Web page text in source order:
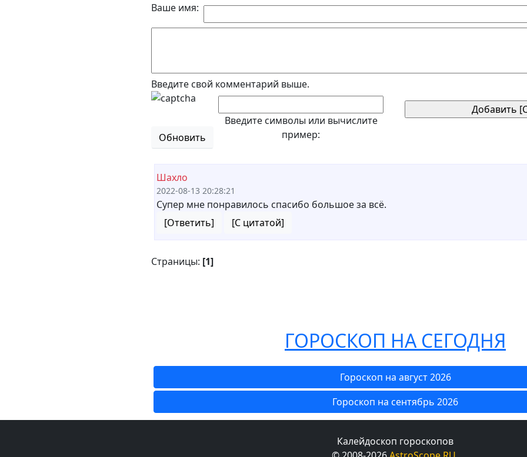
Ваше имя:
Введите свой комментарий выше.
Обновить
Введите символы или вычислите
пример:
Шахло
2022-08-13 20:28:21
Супер мне понравилось спасибо большое за всё.
[Ответить]
[С цитатой]
Страницы: [1]
ГОРОСКОП НА СЕГОДНЯ
Гороскоп на август 2026
Гороскоп на сентябрь 2026
Калейдоскоп гороскопов